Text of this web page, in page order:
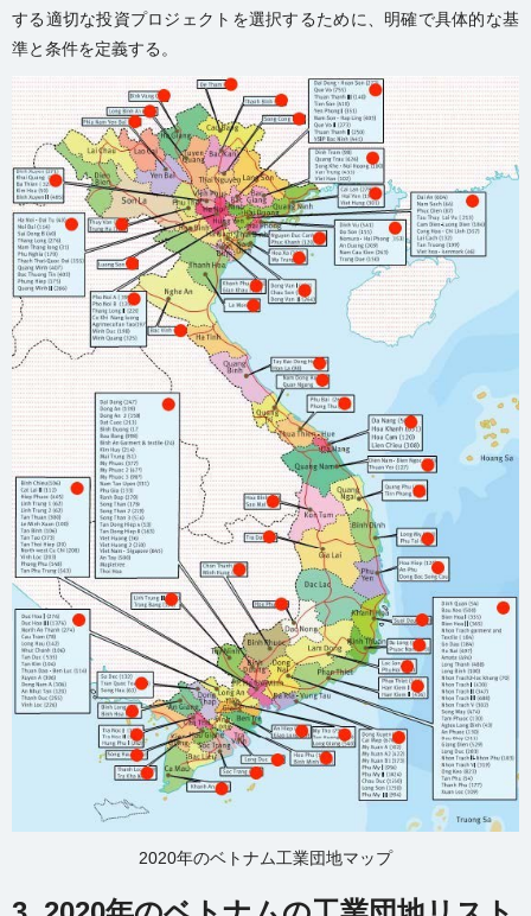
する適切な投資プロジェクトを選択するために、明確で具体的な基
準と条件を定義する。
2020年のベトナム工業団地マップ